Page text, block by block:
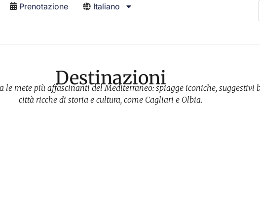
Prenotazione Italiano
Destinazioni
le mete più affascinanti del Mediterraneo: spiagge iconiche, suggestivi
città ricche di storia e cultura, come Cagliari e Olbia.